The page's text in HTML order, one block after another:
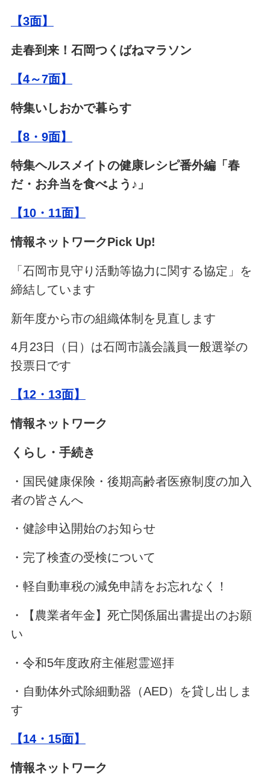
【3面】
走春到来！石岡つくばねマラソン
【4～7面】
特集いしおかで暮らす
【8・9面】
特集ヘルスメイトの健康レシピ番外編「春
だ・お弁当を食べよう♪」
【10・11面】
情報ネットワークPick Up!
「石岡市見守り活動等協力に関する協定」を
締結しています
新年度から市の組織体制を見直します
4月23日（日）は石岡市議会議員一般選挙の
投票日です
【12・13面】
情報ネットワーク
くらし・手続き
・国民健康保険・後期高齢者医療制度の加入
者の皆さんへ
・健診申込開始のお知らせ
・完了検査の受検について
・軽自動車税の減免申請をお忘れなく！
・【農業者年金】死亡関係届出書提出のお願
い
・令和5年度政府主催慰霊巡拝
・自動体外式除細動器（AED）を貸し出しま
す
【14・15面】
情報ネットワーク